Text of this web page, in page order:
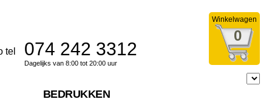
Winkelwagen
0
074 242 3312
Dagelijks van 8:00 tot 20:00 uur
BEDRUKKEN